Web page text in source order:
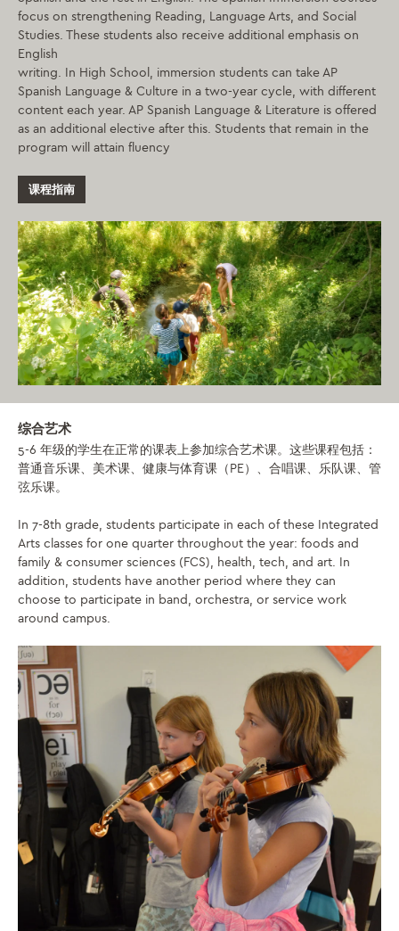
focus on strengthening Reading, Language Arts, and Social
Studies. These students also receive additional emphasis on
English
writing. In High School, immersion students can take AP
Spanish Language & Culture in a two-year cycle, with different
content each year. AP Spanish Language & Literature is offered
as an additional elective after this. Students that remain in the
program will attain fluency
课程指南
综合艺术
5-6 年级的学生在正常的课表上参加综合艺术课。这些课程包括：
普通音乐课、美术课、健康与体育课（PE）、合唱课、乐队课、管
弦乐课。
In 7-8th grade, students participate in each of these Integrated
Arts classes for one quarter throughout the year: foods and
family & consumer sciences (FCS), health, tech, and art. In
addition, students have another period where they can
choose to participate in band, orchestra, or service work
around campus.